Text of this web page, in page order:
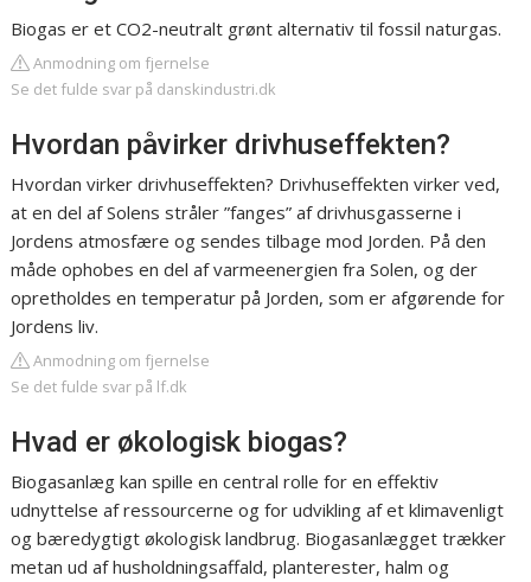
Biogas er et CO2-neutralt grønt alternativ til fossil naturgas.
Anmodning om fjernelse
Se det fulde svar på danskindustri.dk
Hvordan påvirker drivhuseffekten?
Hvordan virker drivhuseffekten? Drivhuseffekten virker ved,
at en del af Solens stråler ”fanges” af drivhusgasserne i
Jordens atmosfære og sendes tilbage mod Jorden. På den
måde ophobes en del af varmeenergien fra Solen, og der
opretholdes en temperatur på Jorden, som er afgørende for
Jordens liv.
Anmodning om fjernelse
Se det fulde svar på lf.dk
Hvad er økologisk biogas?
Biogasanlæg kan spille en central rolle for en effektiv
udnyttelse af ressourcerne og for udvikling af et klimavenligt
og bæredygtigt økologisk landbrug. Biogasanlægget trækker
metan ud af husholdningsaffald, planterester, halm og